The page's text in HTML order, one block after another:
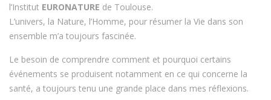
l’Institut EURONATURE de Toulouse.
L’univers, la Nature, l’Homme, pour résumer la Vie dans son
ensemble m’a toujours fascinée.
Le besoin de comprendre comment et pourquoi certains
événements se produisent notamment en ce qui concerne la
santé, a toujours tenu une grande place dans mes réflexions.